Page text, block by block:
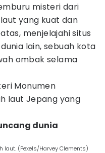
misteri dari
yang kuat dan
menjelajahi situs
lain, sebuah kota
ombak selama
Monumen
laut Jepang yang
dunia
laut. (Pexels/Harvey Clements)